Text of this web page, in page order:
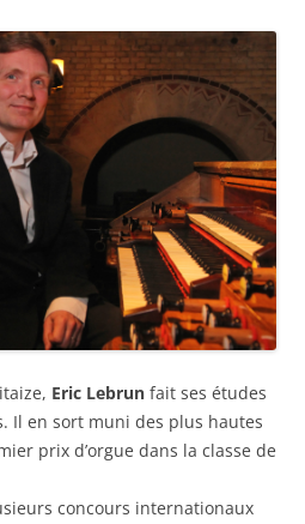
Eric Lebrun fait ses études
Il en sort muni des plus hautes
prix d’orgue dans la classe de
concours internationaux